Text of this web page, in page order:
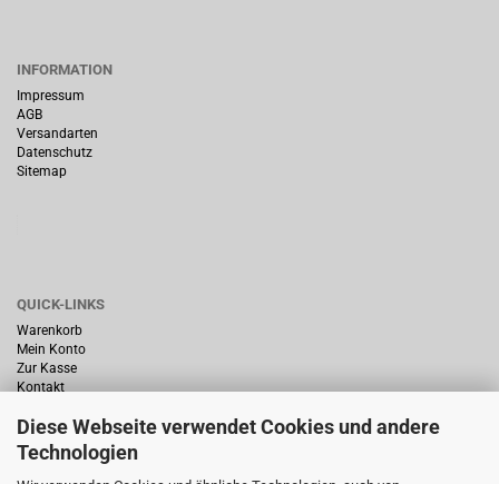
Diese Webseite verwendet Cookies und andere
Technologien
INFORMATION
Impressum
AGB
Versandarten
Datenschutz
Sitemap
QUICK-LINKS
Warenkorb
Mein Konto
Zur Kasse
Kontakt